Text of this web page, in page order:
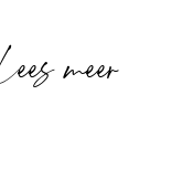
meer